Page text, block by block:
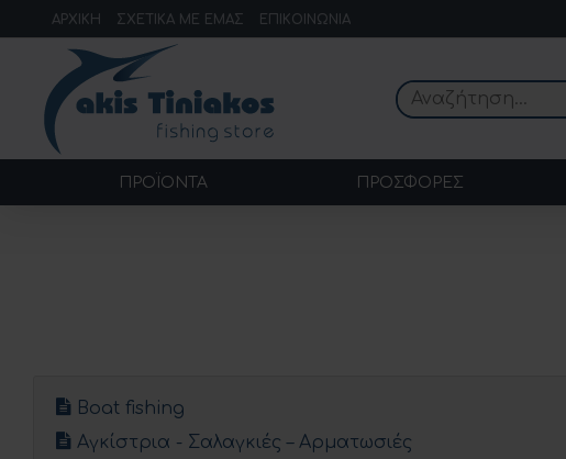
ΑΡΧΙΚΉ ΣΧΕΤΙΚΆ ΜΕ ΕΜΆΣ ΕΠΙΚΟΙΝΩΝΊΑ
ΠΡΟΪΌΝΤΑ ΠΡΟΣΦΟΡΈΣ
Boat fishing
Αγκίστρια - Σαλαγκιές – Αρματωσιές